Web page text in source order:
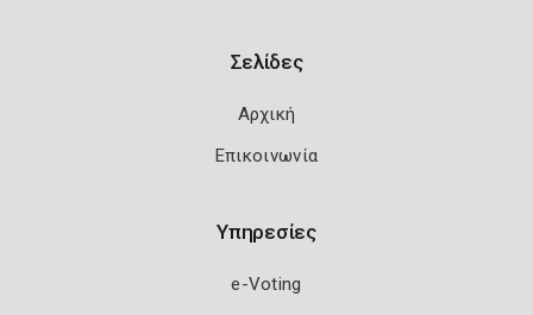
Σελίδες
Αρχική
Επικοινωνία
Υπηρεσίες
e-Voting